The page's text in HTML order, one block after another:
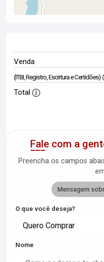
Venda
(ITBI, Registro, Escritura e Certidões)
Total
Fale com a
Preencha os campos
Mensagem
O que você deseja?
Quero Comprar
Nome